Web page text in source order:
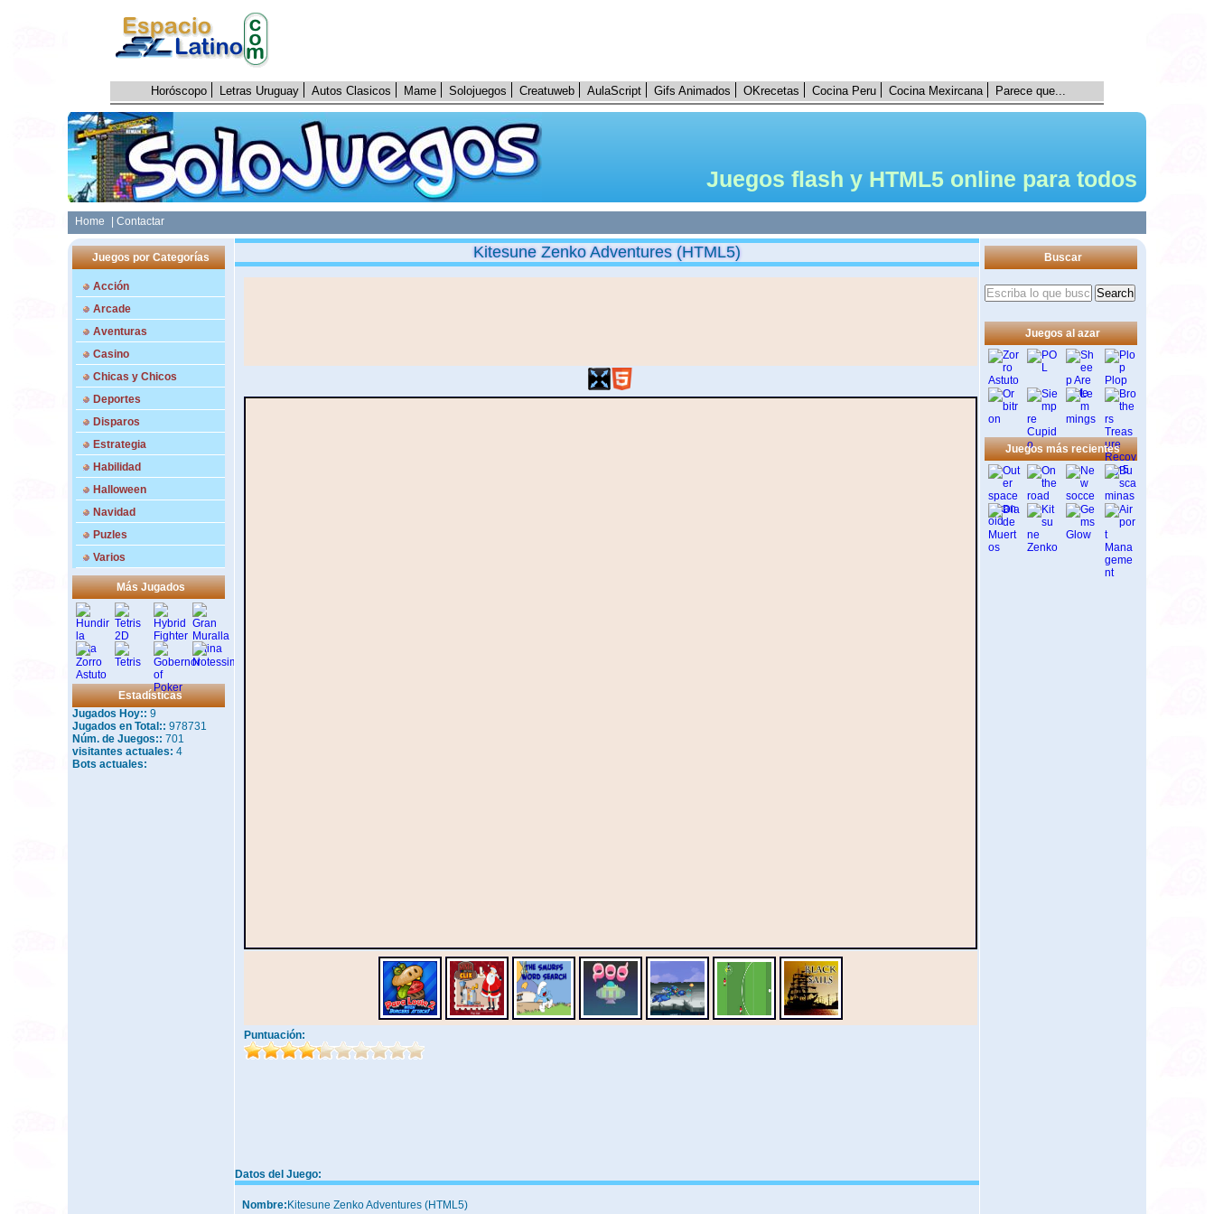
Horóscopo Letras Uruguay Autos Clasicos Mame Solojuegos Creatuweb AulaScript Gifs Animados OKrecetas Cocina Peru Cocina Mexircana Parece que...
Juegos flash y HTML5 online para todos
Home | Contactar
Juegos por Categorías
Acción
Arcade
Aventuras
Casino
Chicas y Chicos
Deportes
Disparos
Estrategia
Habilidad
Halloween
Navidad
Puzles
Varios
Más Jugados
Estadísticas
Jugados Hoy:: 9
Jugados en Total:: 978731
Núm. de Juegos:: 701
visitantes actuales: 4
Bots actuales:
Kitesune Zenko Adventures (HTML5)
Puntuación:
Datos del Juego:
Nombre: Kitesune Zenko Adventures (HTML5)
Buscar
Juegos al azar
Juegos más recientes